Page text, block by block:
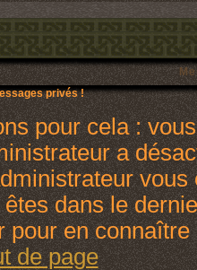
privés !
pour cela :
a
dans le
pour en connaître
de page